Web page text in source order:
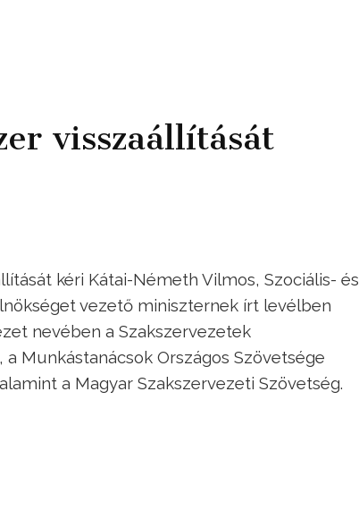
visszaállítását
kéri Kátai-Németh Vilmos, Szociális- és
vezető miniszternek írt levélben
nevében a Szakszervezetek
Munkástanácsok Országos Szövetsége
a Magyar Szakszervezeti Szövetség.